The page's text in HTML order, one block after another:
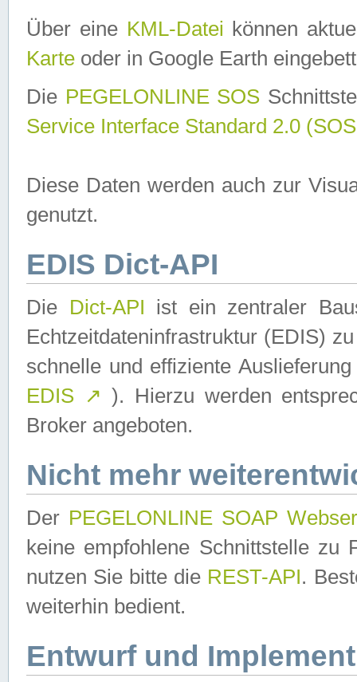
Über eine KML-Datei können
Karte oder in Google Earth
Die PEGELONLINE SOS
Service Interface Standard 2.0
Diese Daten werden auch zur
genutzt.
EDIS Dict-API
Die Dict-API ist ein zentraler
Echtzeitdateninfrastruktur (EDIS)
schnelle und effiziente
EDIS ↗ ). Hierzu werden
Broker angeboten.
Nicht mehr
Der PEGELONLINE SOAP
keine empfohlene Schnittstelle zu
nutzen Sie bitte die REST-API.
weiterhin bedient.
Entwurf und